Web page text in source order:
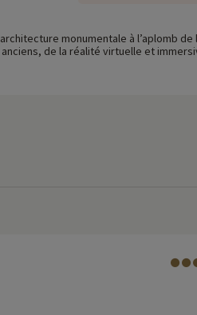
monumentale à l’aplomb
de la réalité virtuelle et